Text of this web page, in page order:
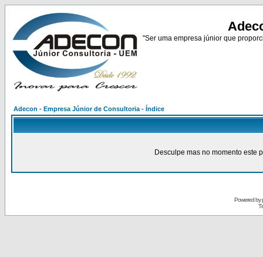
"Ser uma empresa júnior que
Adecon - Empresa Júnior de Consultoria - Índice
Desculpe mas no momento este
Powered by